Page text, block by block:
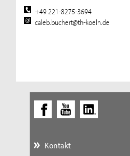
+49 221-8275-3694
caleb.buchert@th-koeln.de
Kontakt